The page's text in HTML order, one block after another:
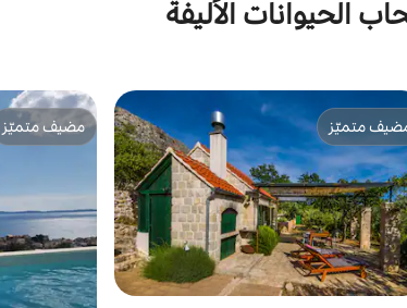
الحيوانات الأليفة
متميّز
متميّز
مضيف متميّز
مضيف متميّز